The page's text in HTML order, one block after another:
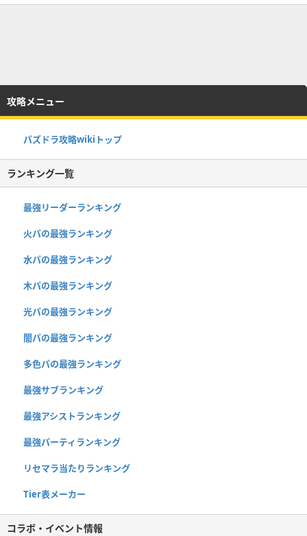
攻略メニュー
パズドラ攻略wikiトップ
ランキング一覧
最強リーダーランキング
火パの最強ランキング
水パの最強ランキング
木パの最強ランキング
光パの最強ランキング
闇パの最強ランキング
多色パの最強ランキング
最強サブランキング
最強アシストランキング
最強パーティランキング
リセマラ当たりランキング
Tier表メーカー
コラボ・イベント情報